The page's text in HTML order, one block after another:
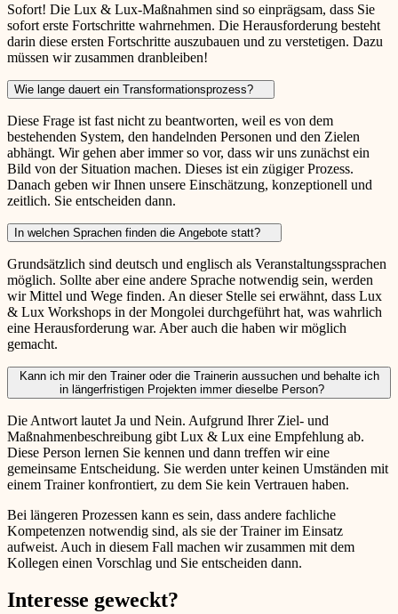
Sofort! Die Lux & Lux-Maßnahmen sind so einprägsam, dass Sie
sofort erste Fortschritte wahrnehmen. Die Herausforderung besteht
darin diese ersten Fortschritte auszubauen und zu verstetigen. Dazu
müssen wir zusammen dranbleiben!
Wie lange dauert ein Transformationsprozess?
Diese Frage ist fast nicht zu beantworten, weil es von dem
bestehenden System, den handelnden Personen und den Zielen
abhängt. Wir gehen aber immer so vor, dass wir uns zunächst ein
Bild von der Situation machen. Dieses ist ein zügiger Prozess.
Danach geben wir Ihnen unsere Einschätzung, konzeptionell und
zeitlich. Sie entscheiden dann.
In welchen Sprachen finden die Angebote statt?
Grundsätzlich sind deutsch und englisch als Veranstaltungssprachen
möglich. Sollte aber eine andere Sprache notwendig sein, werden
wir Mittel und Wege finden. An dieser Stelle sei erwähnt, dass Lux
& Lux Workshops in der Mongolei durchgeführt hat, was wahrlich
eine Herausforderung war. Aber auch die haben wir möglich
gemacht.
Kann ich mir den Trainer oder die Trainerin aussuchen und behalte ich
in längerfristigen Projekten immer dieselbe Person?
Die Antwort lautet Ja und Nein. Aufgrund Ihrer Ziel- und
Maßnahmenbeschreibung gibt Lux & Lux eine Empfehlung ab.
Diese Person lernen Sie kennen und dann treffen wir eine
gemeinsame Entscheidung. Sie werden unter keinen Umständen mit
einem Trainer konfrontiert, zu dem Sie kein Vertrauen haben.
Bei längeren Prozessen kann es sein, dass andere fachliche
Kompetenzen notwendig sind, als sie der Trainer im Einsatz
aufweist. Auch in diesem Fall machen wir zusammen mit dem
Kollegen einen Vorschlag und Sie entscheiden dann.
Interesse geweckt?